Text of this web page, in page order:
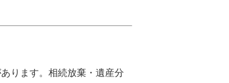
ります。相続放棄・遺産分